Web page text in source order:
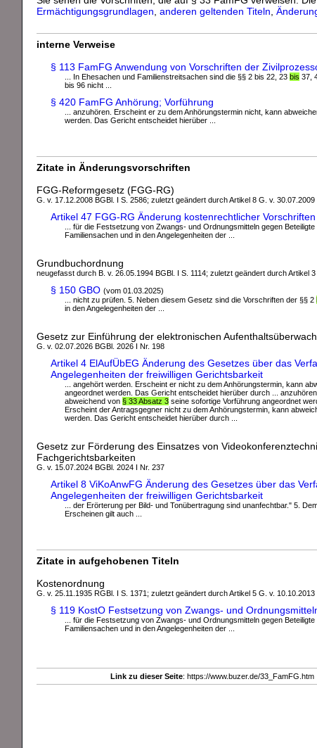
Ermächtigungsgrundlagen anderen geltenden Titeln
interne Verweise
§ 113 FamFG Anwendung von Vorschriften der
... In Ehesachen und Familienstreitsachen sind die §§ 2 bis 22, 23 bis 37,
bis 96 nicht ...
§ 420 FamFG Anhörung; Vorführung
... anzuhören. Erscheint er zu dem Anhörungstermin nicht, kann
werden. Das Gericht entscheidet hierüber ...
Zitate in Änderungsvorschriften
FGG-Reformgesetz (FGG-RG)
G. v. 17.12.2008 BGBl. I S. 2586; zuletzt geändert durch Artikel 8 G. v. 30.07.2009
Artikel 47 FGG-RG Änderung kostenrechtlicher Vorschriften
... für die Festsetzung von Zwangs- und Ordnungsmitteln gegen
Familiensachen und in den Angelegenheiten der ...
Grundbuchordnung
neugefasst durch B. v. 26.05.1994 BGBl. I S. 1114; zuletzt geändert durch Artikel
§ 150 GBO (vom 01.03.2025)
... nicht zu prüfen. 5. Neben diesem Gesetz sind die Vorschriften der §§ 2
in den Angelegenheiten der ...
Gesetz zur Einführung der elektronischen
G. v. 02.07.2026 BGBl. 2026 I Nr. 198
Artikel 4 ElAufÜbEG Änderung des Gesetzes über das
Angelegenheiten der freiwilligen Gerichtsbarkeit
... angehört werden. Erscheint er nicht zu dem Anhörungstermin, kann
angeordnet werden. Das Gericht entscheidet hierüber durch ...
abweichend von § 33 Absatz 3 seine sofortige Vorführung angeordnet
Erscheint der Antragsgegner nicht zu dem Anhörungstermin, kann
werden. Das Gericht entscheidet hierüber durch ...
Gesetz zur Förderung des Einsatzes von
Fachgerichtsbarkeiten
G. v. 15.07.2024 BGBl. 2024 I Nr. 237
Artikel 8 ViKoAnwFG Änderung des Gesetzes über das
Angelegenheiten der freiwilligen Gerichtsbarkeit
... der Erörterung per Bild- und Tonübertragung sind unanfechtbar." 5.
Erscheinen gilt auch ...
Zitate in aufgehobenen Titeln
Kostenordnung
G. v. 25.11.1935 RGBl. I S. 1371; zuletzt geändert durch Artikel 5 G. v. 10.10.2013
§ 119 KostO Festsetzung von Zwangs- und
... für die Festsetzung von Zwangs- und Ordnungsmitteln gegen
Familiensachen und in den Angelegenheiten der ...
Link zu dieser Seite: https://www.buzer.de/